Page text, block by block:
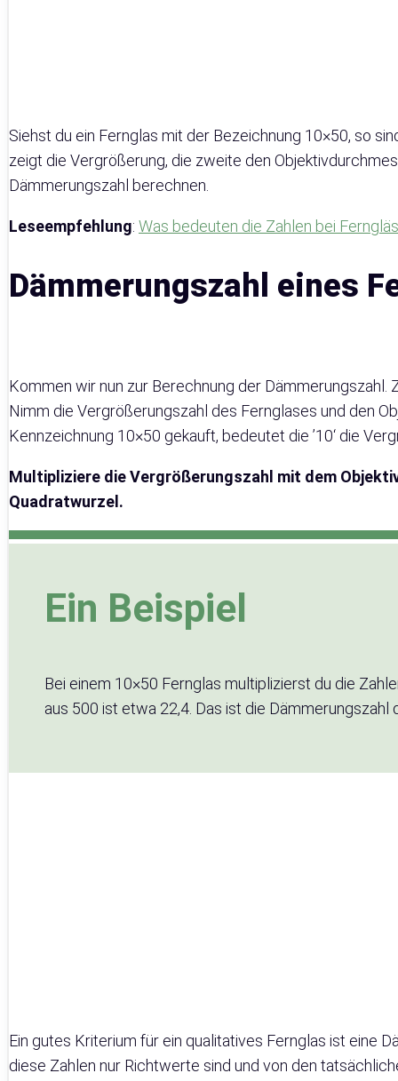
Siehst du ein Fernglas mit der Bezeichnung 10×50, so
zeigt die Vergrößerung, die zweite den
Dämmerungszahl berechnen.
Leseempfehlung: Was bedeuten die Zahlen bei
Dämmerungszahl eines
Kommen wir nun zur Berechnung der
Nimm die Vergrößerungszahl des Fernglases und den
Kennzeichnung 10×50 gekauft, bedeutet die ’10‘ die
Multipliziere die Vergrößerungszahl mit dem
Quadratwurzel.
Ein Beispiel
Bei einem 10×50 Fernglas multiplizierst du die
aus 500 ist etwa 22,4. Das ist die Dämmerungszahl
Ein gutes Kriterium für ein qualitatives Fernglas ist eine
diese Zahlen nur Richtwerte sind und von den